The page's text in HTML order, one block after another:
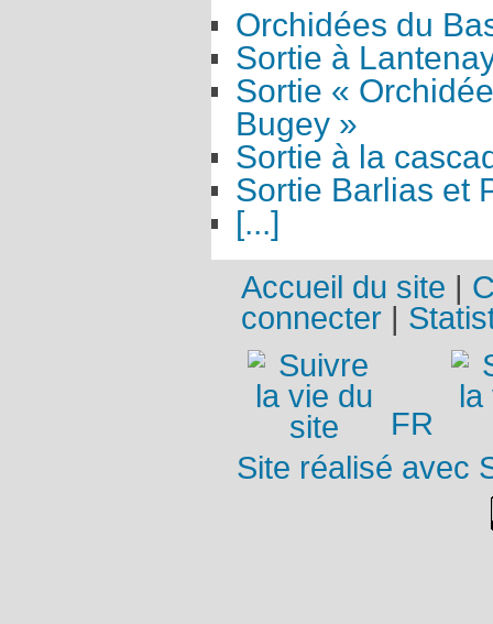
Orchidées du
Sortie à
Sortie «
Bugey »
Sortie à la
Sortie Barlias et
[...]
Accueil du site |
connecter |
FR
Site réalisé avec